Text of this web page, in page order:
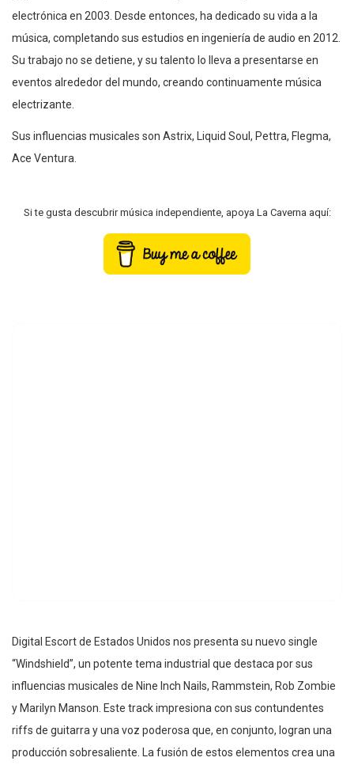
electrónica en 2003. Desde entonces, ha dedicado su vida a la
música, completando sus estudios en ingeniería de audio en 2012.
Su trabajo no se detiene, y su talento lo lleva a presentarse en
eventos alrededor del mundo, creando continuamente música
electrizante.
Sus influencias musicales son Astrix, Liquid Soul, Pettra, Flegma,
Ace Ventura.
Si te gusta descubrir música independiente, apoya La Caverna aquí:
Digital Escort de Estados Unidos nos presenta su nuevo single
“Windshield”, un potente tema industrial que destaca por sus
influencias musicales de Nine Inch Nails, Rammstein, Rob Zombie
y Marilyn Manson. Este track impresiona con sus contundentes
riffs de guitarra y una voz poderosa que, en conjunto, logran una
producción sobresaliente. La fusión de estos elementos crea una